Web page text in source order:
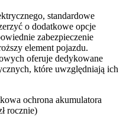
standardowe
o dodatkowe opcje
zabezpieczenie
element pojazdu.
oferuje dedykowane
które uwzględniają ich
ochrona akumulatora
rocznie)